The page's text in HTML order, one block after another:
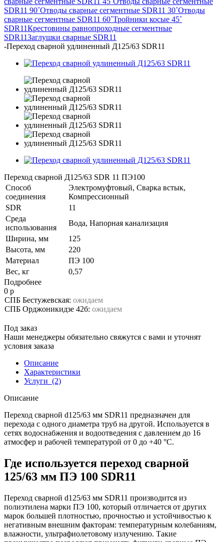
SDR11 90˚Отводы сварные сегментные SDR11 30˚Отводы
сварные сегментные SDR11 60˚Тройники косые 45˚
SDR11Крестовины равнопроходные сегментные
SDR11Заглушки сварные SDR11
-Переход сварной удлиненный Д125/63 SDR11
Переход сварной Д125/63 SDR 11 ПЭ100
Способ
соединения
Электромуфтовый, Сварка встык,
Компрессионный
SDR
11
Среда
использования
Вода, Напорная канализация
Ширина, мм
125
Высота, мм
220
Материал
ПЭ 100
Вес, кг
0,57
Подробнее
0 р
СПБ Бестужевская: ожидаем
СПБ Орджоникидзе 42б: ожидаем
Под заказ
Наши менеджеры обязательно свяжутся с вами и уточнят
условия заказа
Описание
Характеристики
Услуги (2)
Описание
Переход сварной d125/63 мм SDR11 предназначен для
перехода с одного диаметра труб на другой. Используется в
сетях водоснабжения и водоотведения с давлением до 16
атмосфер и рабочей температурой от 0 до +40 °С.
Где используется переход сварной
125/63 мм ПЭ 100 SDR11
Переход сварной d125/63 мм SDR11 производится из
полиэтилена марки ПЭ 100, который отличается от других
марок большей плотностью, прочностью и устойчивостью к
негативным внешним факторам: температурным колебаниям,
влажности, ультрафиолетовому излучению. Такие